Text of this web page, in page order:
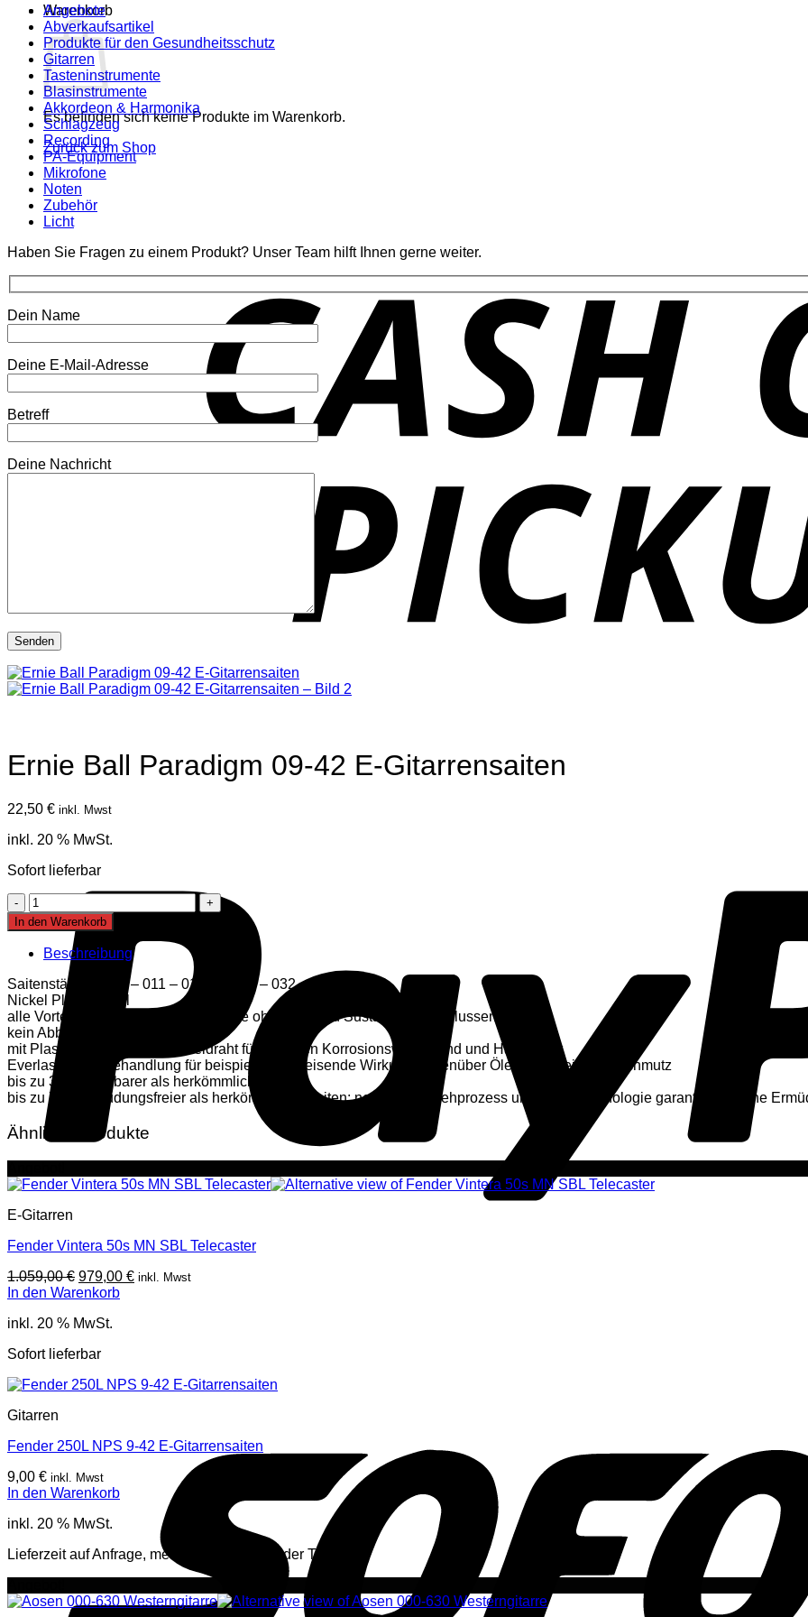
Warenkorb
Es befinden sich keine Produkte im Warenkorb.
Zurück zum Shop
Angebote
Abverkaufsartikel
Produkte für den Gesundheitsschutz
Gitarren
Tasteninstrumente
Blasinstrumente
Akkordeon & Harmonika
Schlagzeug
Recording
PA-Equipment
Mikrofone
Noten
Zubehör
Licht
Haben Sie Fragen zu einem Produkt? Unser Team hilft Ihnen gerne weiter.
Dein Name
Deine E-Mail-Adresse
Betreff
Deine Nachricht
Ernie Ball Paradigm 09-42 E-Gitarrensaiten
22,50 € inkl. Mwst
inkl. 20 % MwSt.
Sofort lieferbar
Ernie
Ball
Paradigm
09-
E-
Gitarrensaiten
Menge
In den Warenkorb
Beschreibung
Saitenstärken: 009 – 011 – 016 – 024w – 032 – 042
Nickel Plated Steel
alle Vorteile einer beschichteten Saite ohne Ton und Sustain zu beeinflussen
kein Abblättern
mit Plasma behandelter Wickeldraht für erhöhten Korrosionswiderstand und Haltbarkeit
Everlast Nano-Behandlung für beispiellos abweisende Wirkung gegenüber Ölen, Schweiß und Schmutz
bis zu 37% dehnbarer als herkömmliche Saiten
bis zu 70% ermüdungsfreier als herkömmliche Saiten: neuer Drahtziehprozess und RPS Technologie garantieren keine
Ähnliche Produkte
E-Gitarren
Fender Vintera 50s MN SBL Telecaster
1.059,00€ Ursprünglicher
Preis
1.059,00 €
979,00 €Aktueller
inkl. Mwst
In den Warenkorb
inkl. 20 % MwSt.
Sofort lieferbar
Gitarren
Fender 250L NPS 9-42 E-Gitarrensaiten
9,00 € inkl. Mwst
In den Warenkorb
inkl. 20 % MwSt.
Lieferzeit auf Anfrage, mehr Infos per Mail oder Telefon